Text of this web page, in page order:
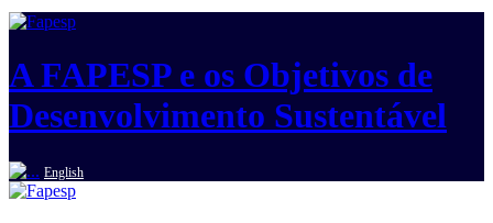
A FAPESP e os Objetivos de
Desenvolvimento Sustentável
English